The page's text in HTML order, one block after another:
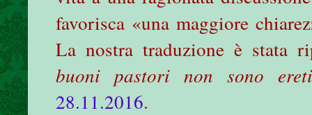
favorisca «una maggiore
La nostra traduzione è stata
buoni pastori non sono
28.11.2016.